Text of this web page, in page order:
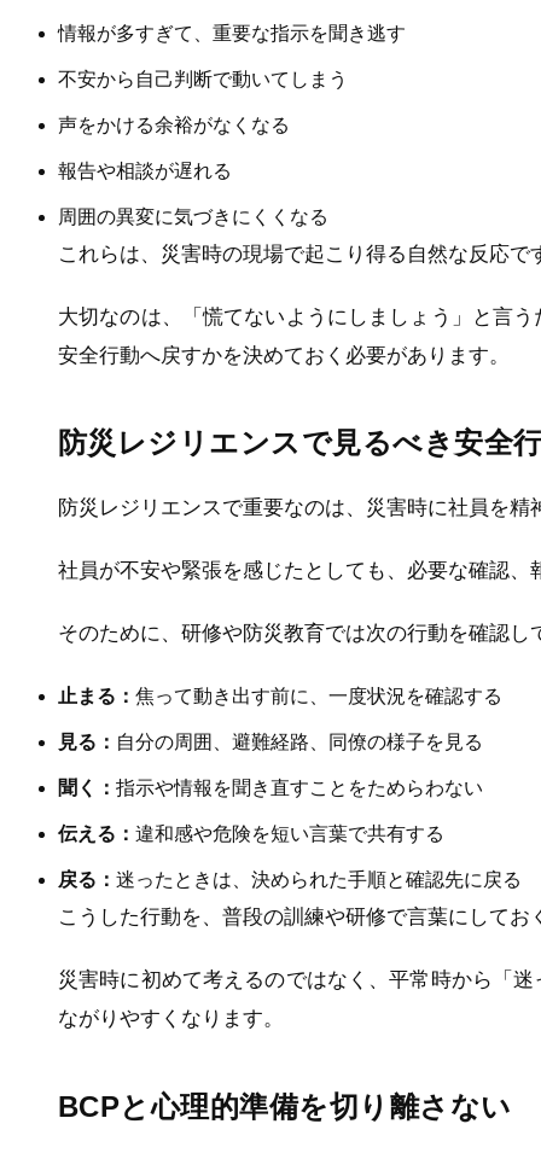
情報が多すぎて、重要な指示を聞き逃す
不安から自己判断で動いてしまう
声をかける余裕がなくなる
報告や相談が遅れる
周囲の異変に気づきにくくなる
これらは、災害時の現場で起こり得る自然な反応で
大切なのは、「慌てないようにしましょう」と言
安全行動へ戻すかを決めておく必要があります。
防災レジリエンスで見るべき安全
防災レジリエンスで重要なのは、災害時に社員を
社員が不安や緊張を感じたとしても、必要な確認
そのために、研修や防災教育では次の行動を確認
止まる： 焦って動き出す前に、一度状況を確認する
見る： 自分の周囲、避難経路、同僚の様子を見る
聞く： 指示や情報を聞き直すことをためらわない
伝える： 違和感や危険を短い言葉で共有する
戻る： 迷ったときは、決められた手順と確認先に戻る
こうした行動を、普段の訓練や研修で言葉にしてお
災害時に初めて考えるのではなく、平常時から「
ながりやすくなります。
BCPと心理的準備を切り離さない